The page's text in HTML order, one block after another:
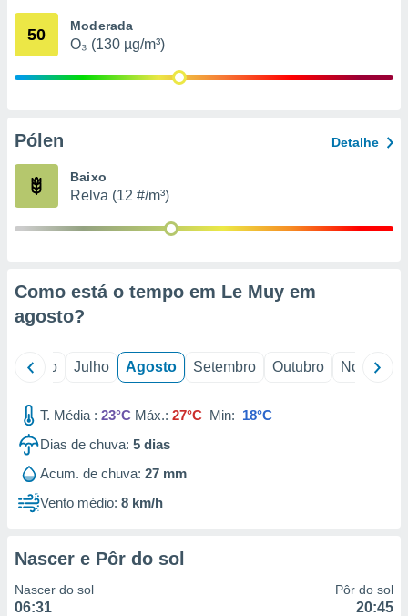
através
estudos
1199
50 Moderada
O₃ (130 µg/m³)
Pólen Detalhe
Baixo
Relva (12 #/m³)
Como está o tempo em Le Muy em
agosto?
Junho Julho Agosto Setembro Outubro Novembro
T. Média : 23°C Máx.: 27°C Min: 18°C
Dias de chuva: 5 dias
Acum. de chuva: 27 mm
Vento médio: 8 km/h
Nascer e Pôr do sol
Nascer do sol
06:31
Pôr do sol
20:45